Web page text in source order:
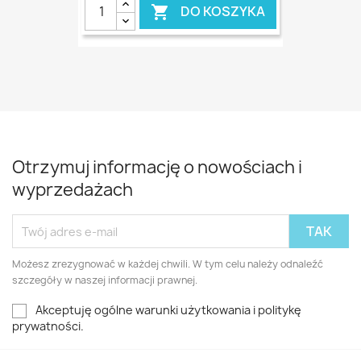
 DO KOSZYKA
Otrzymuj informację o nowościach i
wyprzedażach
Możesz zrezygnować w każdej chwili. W tym celu należy odnaleźć
szczegóły w naszej informacji prawnej.
Akceptuję ogólne warunki użytkowania i politykę
prywatności.